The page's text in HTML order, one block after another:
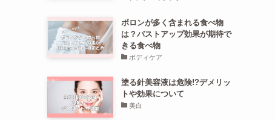
ボロンが多く含まれる食べ物
は？バストアップ効果が期待で
きる食べ物
ボディケア
塗る針美容液は危険!?デメリッ
トや効果について
美白